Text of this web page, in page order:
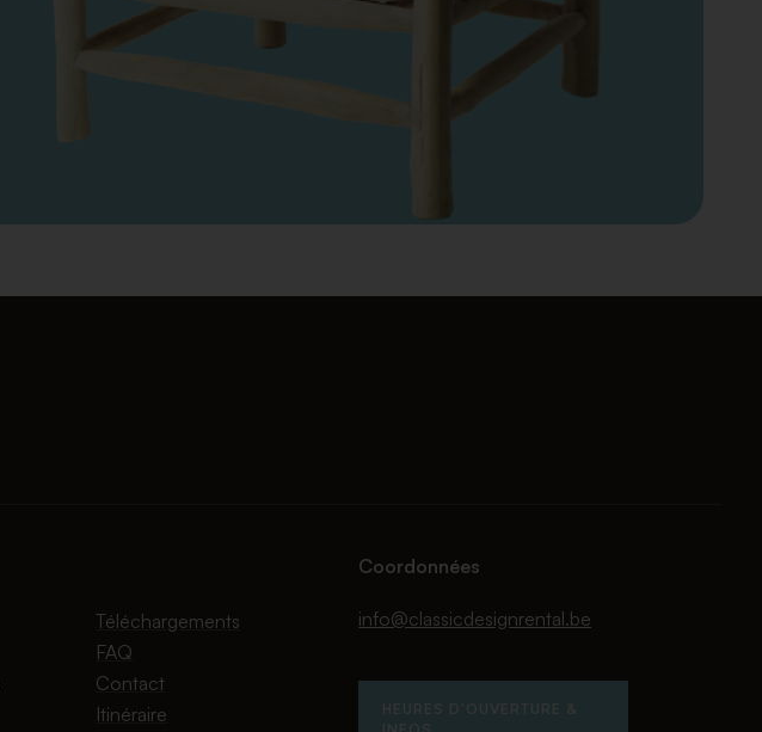
Téléchargements
FAQ
Contact
Itinéraire
Coordonnées
info@classicdesignrental.be
HEURES D'OUVERTURE &